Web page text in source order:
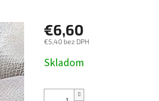
€6,60
€5,40 bez DPH
cena:
Skladom